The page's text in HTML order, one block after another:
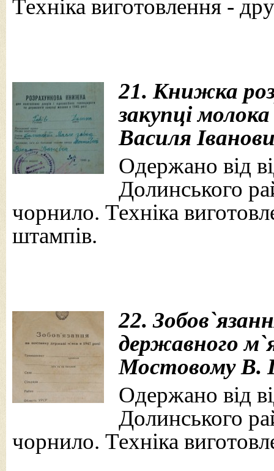
Техніка виготовлення -
21. Книжка
закупці
Василя
Одержано від
Долинського
чорнило. Техніка
штампів.
22. Зобов`
державного м`
Мостовому В.
Одержано від
Долинського
чорнило. Техніка